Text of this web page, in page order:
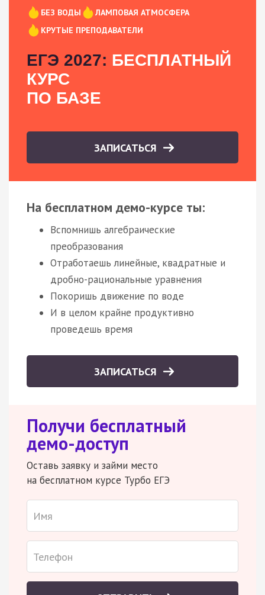
БЕЗ ВОДЫ
ЛАМПОВАЯ АТМОСФЕРА
КРУТЫЕ ПРЕПОДАВАТЕЛИ
ЕГЭ 2027: БЕСПЛАТНЫЙ
КУРС
ПО БАЗЕ
ЗАПИСАТЬСЯ
На бесплатном демо-курсе ты:
Вспомнишь алгебраические
преобразования
Отработаешь линейные, квадратные и
дробно-рациональные уравнения
Покоришь движение по воде
И в целом крайне продуктивно
проведешь время
ЗАПИСАТЬСЯ
Получи бесплатный
демо-доступ
Оставь заявку и займи место
на бесплатном курсе Турбо ЕГЭ